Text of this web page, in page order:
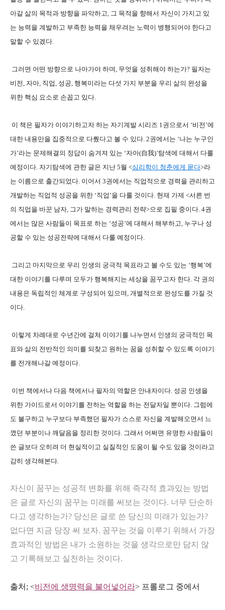
아갈 삶의 목적과 방향을 파악하고, 그 목적을 향해서 자신이 가지고 있
는 능력을 계발하고 부족한 능력을 채우려는 노력이 병행되어야 한다고
말할 수 있겠다.
그러면 어떤 방향으로 나아가야 하며, 무엇을 성취해야 하는가? 필자는
비전, 자아, 직업, 성공, 행복이라는 다섯 가지 부분을 우리 삶의 완성을
위한 핵심 요소로 손꼽고 있다.
이 책은 필자가 이야기하고자 하는 자기계발 시리즈 1권으로서 ‘비전’에
대한 내용만을 집중적으로 다뤘다고 볼 수 있다. 2권에서는 ‘나는 누구인
가’라는 문제해결의 정답이 숨겨져 있는 ‘자아(自我)’탐색에 대해서 다룰
예정이다. 자기탐색에 관한 글은 지난 5월 <심리학이 청춘에게 묻다>라
는 이름으로 출간되었다. 이어서 3권에서는 직업적으로 경력을 관리하고
개발하는 직업적 성공을 위한 ‘직업’을 다룰 것이다. 현재 가제 <서른 번
의 직업을 바꾼 남자, 그가 말하는 경력관리 전략>으로 집필 중이다. 4권
에서는 많은 사람들이 목표로 하는 ‘성공’에 대해서 해부하고, 누구나 성
공할 수 있는 성공전략에 대해서 다룰 예정이다.
그리고 마지막으로 우리 인생의 궁극적 목표라고 볼 수도 있는 ‘행복’에
대한 이야기를 다루며 모두가 행복해지는 세상을 꿈꾸고자 한다. 각 권의
내용은 독립적인 체계로 구성되어 있으며, 개별적으로 완성도를 가질 것
이다.
이렇게 차례대로 수년간에 걸쳐 이야기를 나누면서 인생의 궁극적인 목
표와 삶의 전반적인 의미를 되찾고 원하는 꿈을 성취할 수 있도록 이야기
를 전개해나갈 예정이다.
이번 책에서나 다음 책에서나 필자의 역할은 안내자이다. 성공 인생을
위한 가이드로서 이야기를 전하는 역할을 하는 전달자일 뿐이다. 그럼에
도 불구하고 누구보다 부족했던 필자가 스스로 자신을 계발해오면서 느
꼈던 부분이나 깨달음을 정리한 것이다. 그래서 어쩌면 유명한 사람들이
쓴 글보다 오히려 더 현실적이고 실질적인 도움이 될 수도 있을 것이라고
감히 생각해본다.
자신이 꿈꾸는 성공적 변화를 위해 즉각적 효과있는 방법
은 글로 자신의 꿈꾸는 미래를 써보는 것이다. 너무 단순하
다고 생각하는가? 당신은 글로 쓴 당신의 미래가 있는가?
없다면 지금 당장 써 보자. 꿈꾸는 것을 이루기 위해서 가장
효과적인 방법은 내가 소원하는 것을 생각으로만 담지 않
고 기록해보고 실천하는 것이다.
출처; <비전에 생명력을 불어넣어라> 프롤로그 중에서